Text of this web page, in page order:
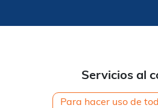
Servicios al
Para hacer uso de